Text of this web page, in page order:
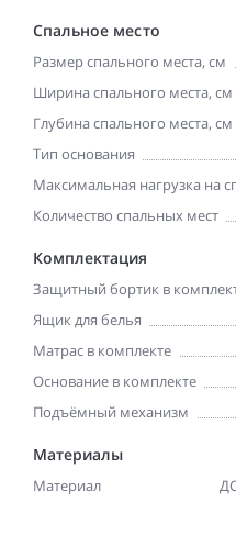
Спальное место
Размер спального места, см
Ширина спального места, см
Глубина спального места, см
Тип основания
Максимальная нагрузка на
Количество спальных мест
Комплектация
Защитный бортик в
Ящик для белья
Матрас в комплекте
Основание в комплекте
Подъёмный механизм
Материалы
Материал